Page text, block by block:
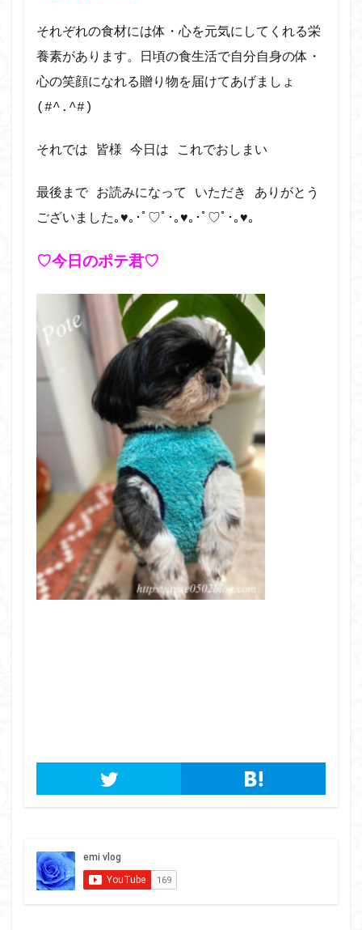
それぞれの食材には体・心を元気にしてくれる栄
養素があります。日頃の食生活で自分自身の体・
心の笑顔になれる贈り物を届けてあげましょ
(#^.^#)
それでは 皆様 今日は これでおしまい
最後まで お読みになって いただき ありがとう
ございました｡♥｡･ﾟ♡ﾟ･｡♥｡･ﾟ♡ﾟ･｡♥｡
♡今日のポテ君♡